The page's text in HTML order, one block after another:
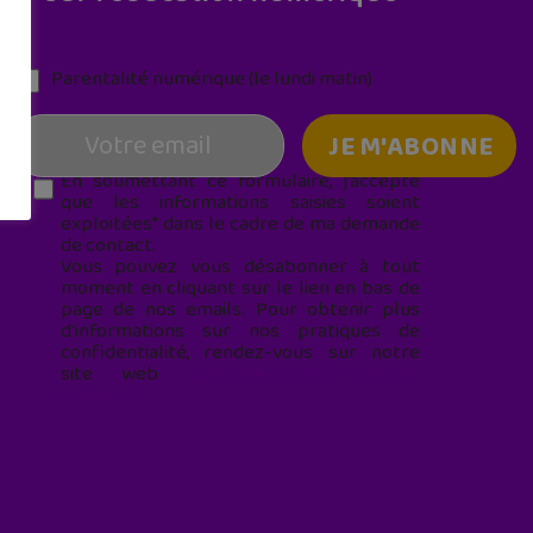
Parentalité numérique (le lundi matin)
En soumettant ce formulaire, j’accepte
que les informations saisies soient
exploitées* dans le cadre de ma demande
de contact.
Vous pouvez vous désabonner à tout
moment en cliquant sur le lien en bas de
page de nos emails. Pour obtenir plus
d'informations sur nos pratiques de
confidentialité, rendez-vous sur notre
site web